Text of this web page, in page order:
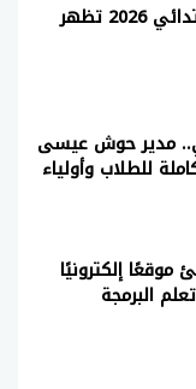
نتيجة الصف السادس الابتدائي 2026 تظهر
مدير حوش عيسى
للطلاب وأولياء
موقعًا إلكترونيًا
البرمجة